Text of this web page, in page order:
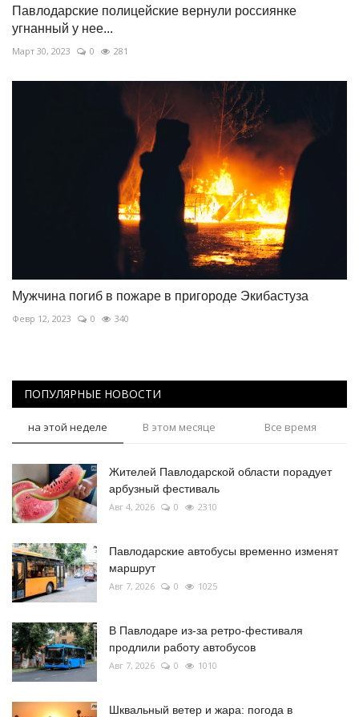
Павлодарские полицейские вернули россиянке
угнанный у нее...
Март 30, 2023 0 281
Мужчина погиб в пожаре в пригороде Экибастуза
Февр 12, 2023 0 340
ПОПУЛЯРНЫЕ НОВОСТИ
на этой неделе В этом месяце Все время
Жителей Павлодарской области порадует
арбузный фестиваль
Авг 4, 2026 0 2310
Павлодарские автобусы временно изменят
маршрут
Авг 7, 2026 0 1025
В Павлодаре из-за ретро-фестиваля
продлили работу автобусов
Авг 7, 2026 0 1010
Шквальный ветер и жара: погода в